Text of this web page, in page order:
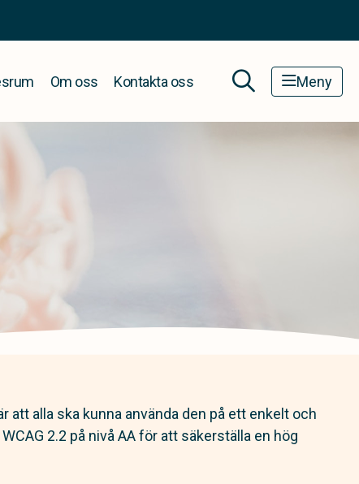
Om oss Kontakta oss Meny
att alla ska kunna använda den på ett enkelt och
2.2 på nivå AA för att säkerställa en hög